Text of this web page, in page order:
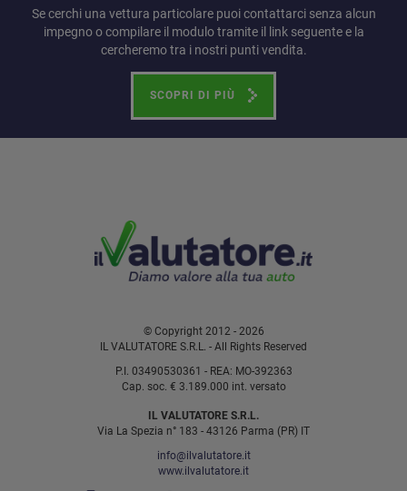
Se cerchi una vettura particolare puoi contattarci senza alcun
impegno o compilare il modulo tramite il link seguente e la
cercheremo tra i nostri punti vendita.
SCOPRI DI PIÙ
© Copyright 2012 - 2026
IL VALUTATORE S.R.L. - All Rights Reserved
P.I. 03490530361 - REA: MO-392363
Cap. soc. € 3.189.000 int. versato
IL VALUTATORE S.R.L.
Via La Spezia n° 183 - 43126 Parma (PR) IT
info@ilvalutatore.it
www.ilvalutatore.it